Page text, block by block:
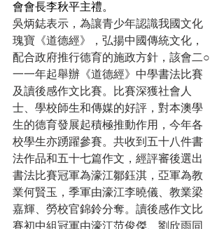
會會長李秋平主禮。
吳炳鋕表示，為讓青少年認識我國文化
瑰寶《道德經》，弘揚中國傳統文化，
配合政府推行德育的施政方針，該會二○
一一年起舉辦《道德經》中學書法比賽
及讀後感作文比賽。比賽深獲社會人
士、學校師生和傳媒的好評，對本澳學
生的德育發展起積極推動作用，今年各
校學生亦踴躍參賽。共收到五十八件書
法作品和五十七篇作文，經評審後選出
書法比賽冠軍為濠江鄒鈺淇，亞軍為教
業何賢玉，季軍由濠江李曉儀、教業梁
嘉輝、勞校官錦鈴分奪。讀後感作文比